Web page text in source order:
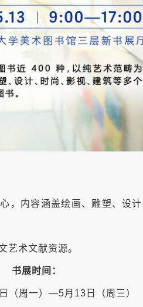
，内容涵盖绘画、雕塑、设
艺术文献资源。
书展时间：
（周一）—5月13日（周三）